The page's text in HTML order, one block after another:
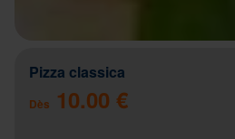
Pizza classica
Dès 10.00 €